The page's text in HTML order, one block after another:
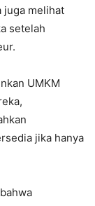
juga melihat
setelah
UMKM
jika hanya